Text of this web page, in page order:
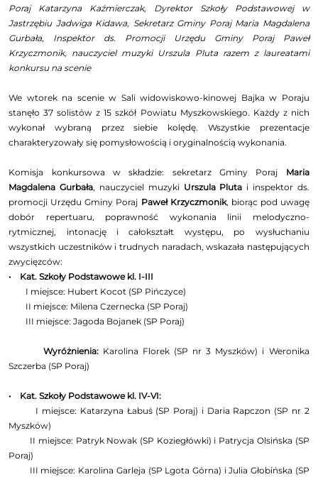
Poraj Katarzyna Kaźmierczak, Dyrektor Szkoły Podstawowej w
Jastrzębiu Jadwiga Kidawa, Sekretarz Gminy Poraj Maria Magdalena
Gurbała, Inspektor ds. Promocji Urzędu Gminy Poraj Paweł
Krzyczmonik, nauczyciel muzyki Urszula Pluta razem z laureatami
konkursu na scenie
We wtorek na scenie w Sali widowiskowo-kinowej Bajka w Poraju
stanęło 37 solistów z 15 szkół Powiatu Myszkowskiego. Każdy z nich
wykonał wybraną przez siebie kolędę. Wszystkie prezentacje
charakteryzowały się pomysłowością i oryginalnością wykonania.
Komisja konkursowa w składzie: sekretarz Gminy Poraj Maria
Magdalena Gurbała, nauczyciel muzyki Urszula Pluta i inspektor ds.
promocji Urzędu Gminy Poraj Paweł Krzyczmonik, biorąc pod uwagę
dobór repertuaru, poprawność wykonania linii melodyczno-
rytmicznej, intonację i całokształt występu, po wysłuchaniu
wszystkich uczestników i trudnych naradach, wskazała następujących
zwycięzców:
• Kat. Szkoły Podstawowe kl. I-III
I miejsce: Hubert Kocot (SP Pińczyce)
II miejsce: Milena Czernecka (SP Poraj)
III miejsce: Jagoda Bojanek (SP Poraj)
Wyróżnienia: Karolina Florek (SP nr 3 Myszków) i Weronika
Szczerba (SP Poraj)
• Kat. Szkoły Podstawowe kl. IV-VI:
I miejsce: Katarzyna Łabuś (SP Poraj) i Daria Rapczon (SP nr 2
Myszków)
II miejsce: Patryk Nowak (SP Koziegłówki) i Patrycja Olsińska (SP
Poraj)
III miejsce: Karolina Garleja (SP Lgota Górna) i Julia Głobińska (SP